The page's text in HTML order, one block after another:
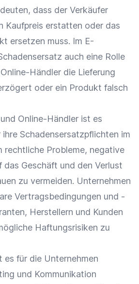
dass der Verkäufer
Kaufpreis erstatten oder das
ersetzen muss. Im E-
auch eine Rolle
Online-Händler die Lieferung
oder ein Produkt falsch
und Online-Händler ist es
Schadensersatzpflichten im
rechtliche Probleme, negative
das Geschäft und den Verlust
zu vermeiden. Unternehmen
Vertragsbedingungen und -
Herstellern und Kunden
Haftungsrisiken zu
es für die Unternehmen
und Kommunikation